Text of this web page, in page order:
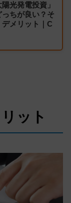
光発電投資」
ちが良い？そ
メリット｜C
ット